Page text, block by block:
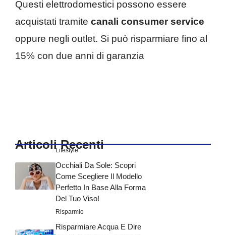
Questi elettrodomestici possono essere
acquistati tramite canali consumer service
oppure negli outlet. Si può risparmiare fino al
15% con due anni di garanzia
Articoli Recenti
Lifestyle
Occhiali Da Sole: Scopri
Come Scegliere Il Modello
Perfetto In Base Alla Forma
Del Tuo Viso!
Risparmio
Risparmiare Acqua E Dire